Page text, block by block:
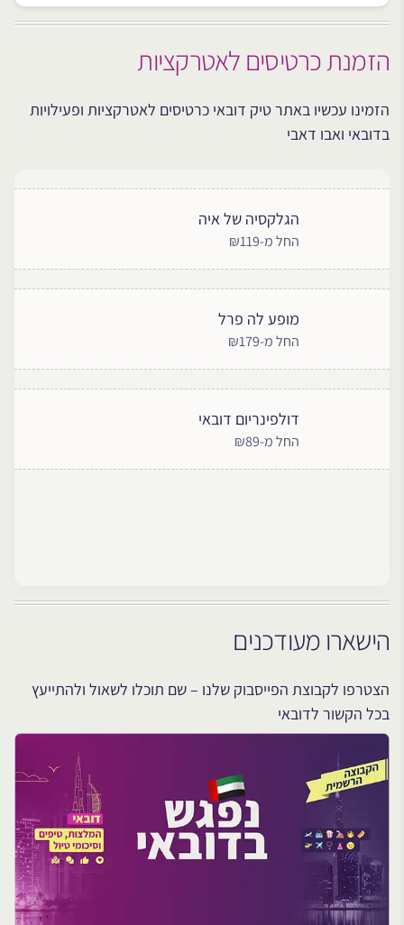
הזמנת כרטיסים לאטרקציות
הזמינו עכשיו באתר טיק דובאי כרטיסים לאטרקציות ופעילויות
בדובאי ואבו דאבי
הגלקסיה של איה
החל מ-₪119
מופע לה פרל
החל מ-₪179
דולפינריום דובאי
החל מ-₪89
הישארו מעודכנים
הצטרפו לקבוצת הפייסבוק שלנו – שם תוכלו לשאול ולהתייעץ
בכל הקשור לדובאי